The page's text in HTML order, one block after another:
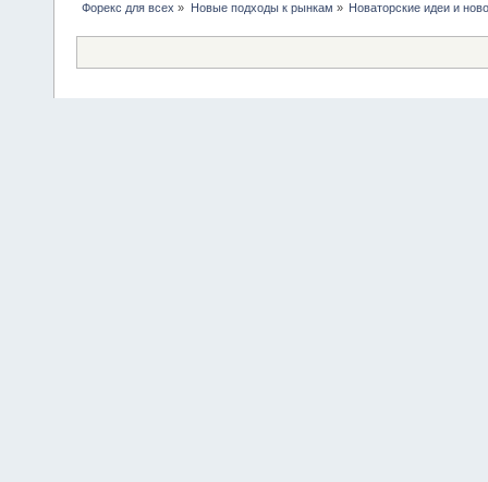
Форекс для всех » Новые подходы к рынкам » Новаторские идеи и